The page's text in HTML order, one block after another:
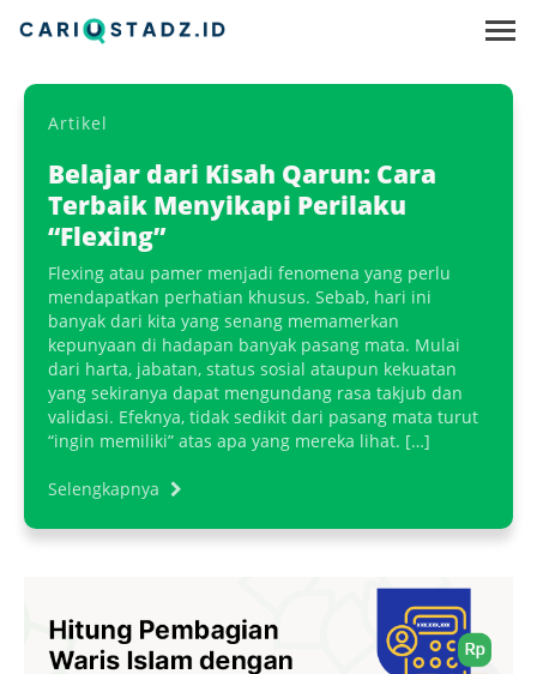
Artikel
Belajar dari Kisah Qarun: Cara
Terbaik Menyikapi Perilaku
“Flexing”
Flexing atau pamer menjadi fenomena yang perlu
mendapatkan perhatian khusus. Sebab, hari ini
banyak dari kita yang senang memamerkan
kepunyaan di hadapan banyak pasang mata. Mulai
dari harta, jabatan, status sosial ataupun kekuatan
yang sekiranya dapat mengundang rasa takjub dan
validasi. Efeknya, tidak sedikit dari pasang mata turut
“ingin memiliki” atas apa yang mereka lihat. […]
Selengkapnya